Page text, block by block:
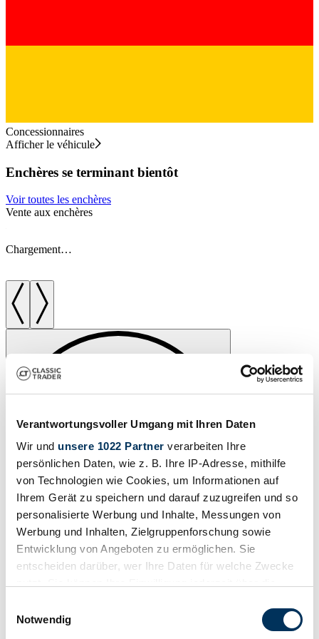
Verantwortungsvoller Umgang mit Ihren Daten
Wir und unsere 1022 Partner verarbeiten Ihre
persönlichen Daten, wie z. B. Ihre IP-Adresse, mithilfe
von Technologien wie Cookies, um Informationen auf
Ihrem Gerät zu speichern und darauf zuzugreifen und so
personalisierte Werbung und Inhalte, Messungen von
Werbung und Inhalten, Zielgruppenforschung sowie
Entwicklung von Angeboten zu ermöglichen. Sie
entscheiden darüber, wer Ihre Daten für welche Zwecke
Trigger Symbol ändern oder widerrufen
Notwendig
Concessionnaires
Afficher le véhicule
Enchères se terminant bientôt
Voir toutes les enchères
Vente aux enchères
Chargement…